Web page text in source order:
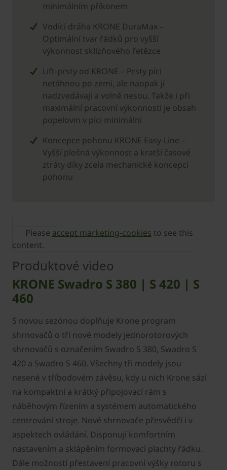
minimálním příkonem
Vodící dráha ­KRONE DuraMax –
Optimální tvar řádků pro vyšší
výkonnost sklizňového řetězce
Lift-prsty od ­KRONE – Prsty píci
netáhnou po zemi, ale naopak ji
nadzvedávají a volně nesou. Takže i při
maximální pracovní výkonnosti je obsah
popelovin v píci minimální
Koncepce pohonu ­KRONE Easy-Line –
Vyšší plošná výkonnost a kratší časové
ztráty díky zcela mechanické koncepci
pohonu
Please accept marketing-cookies to see this
content.
Produktové video
KRONE Swadro S 380 | S 420 | S
460
S novou sezónou doplňuje Krone program
shrnovačů o tři nové modely jednorotorových
shrnovačů s označením Swadro S 380, Swadro S
420 a Swadro S 460. Všechny tři modely jsou
nesené v tříbodovém závěsu, kdy u nich Krone sází
na kompaktní a krátký připojovací rám s
náběhovým řízením a systémem automatického
centrování stroje. Nové shrnovače přesvědčí i v
aspektech ovládání. Disponují komfortním
nastavením a sklápěním formovací plachty řádku.
Dále možností přestavení pracovní výšky rotoru s